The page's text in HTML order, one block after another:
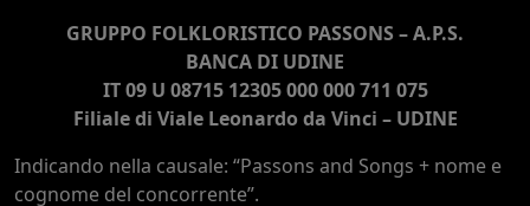
GRUPPO FOLKLORISTICO PASSONS – A.P.S.
BANCA DI UDINE
IT 09 U 08715 12305 000 000 711 075
Filiale di Viale Leonardo da Vinci – UDINE
Indicando nella causale: “Passons and Songs + nome e
cognome del concorrente”.